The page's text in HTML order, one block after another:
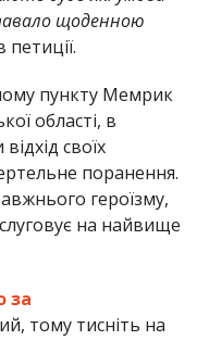
щоденною
пункту Мемрик
області, в
своїх
поранення.
героїзму,
на найвище
за
тому тисніть на